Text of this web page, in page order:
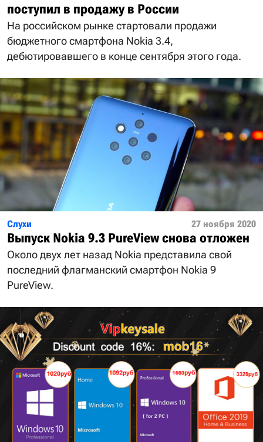
поступил в продажу в России
На российском рынке стартовали продажи
бюджетного смартфона Nokia 3.4,
дебютировавшего в конце сентября этого года.
Слухи 27 ноября 2020
Выпуск Nokia 9.3 PureView снова отложен
Около двух лет назад Nokia представила свой
последний флагманский смартфон Nokia 9
PureView.